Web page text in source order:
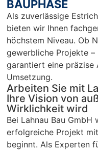
BAUPHASE
Als zuverlässige
bieten wir Ihnen
höchstem Niveau. Ob
gewerbliche Projekte –
garantiert eine präzise
Umsetzung.
Arbeiten Sie mit
Ihre Vision von
Wirklichkeit wird
Bei Lahnau Bau GmbH
erfolgreiche Projekt
beginnt. Als Experten